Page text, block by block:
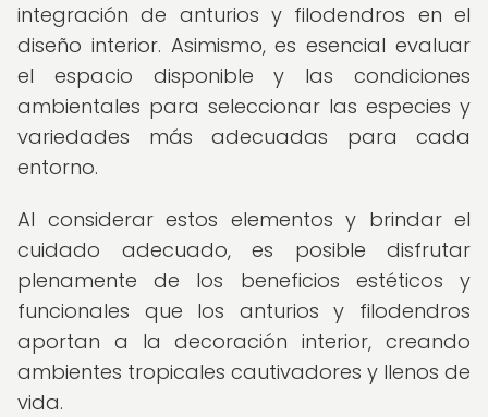
integración de anturios y filodendros en el
diseño interior. Asimismo, es esencial evaluar
el espacio disponible y las condiciones
ambientales para seleccionar las especies y
variedades más adecuadas para cada
entorno.
Al considerar estos elementos y brindar el
cuidado adecuado, es posible disfrutar
plenamente de los beneficios estéticos y
funcionales que los anturios y filodendros
aportan a la decoración interior, creando
ambientes tropicales cautivadores y llenos de
vida.